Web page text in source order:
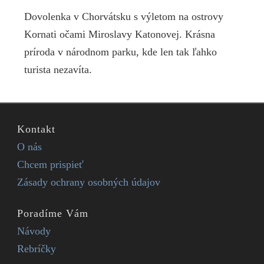
Dovolenka v Chorvátsku s výletom na ostrovy
Kornati očami Miroslavy Katonovej. Krásna
príroda v národnom parku, kde len tak ľahko
turista nezavíta.
Kontakt
O nás
Chcem prispieť
Zásady ochrany osobných údajov
Poradíme Vám
Návody
Rebríčky